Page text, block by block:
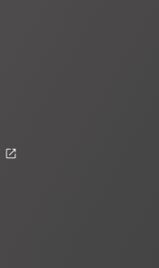
launch